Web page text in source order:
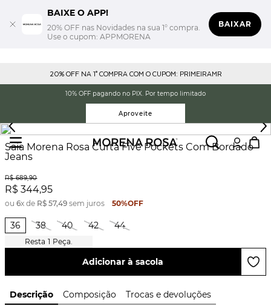
BAIXE O APP!
20% OFF nas Novidades na sua 1° compra.
Use o cupom: APPMORENA
BAIXAR
20% OFF NA 1° COMPRA COM O CUPOM: PRIMEIRAMR
10% OFF pagando no PIX. Por tempo limitado
Aproveite
Saia Morena Rosa Curta Five Pockets Com Bordado
Jeans
R$ 689,90
R$ 344,95
ou 6x de R$ 57,49 sem juros 50%OFF
36 38 40 42 44
1 Peça.
Adicionar à sacola
Descrição Composição Trocas e devoluções